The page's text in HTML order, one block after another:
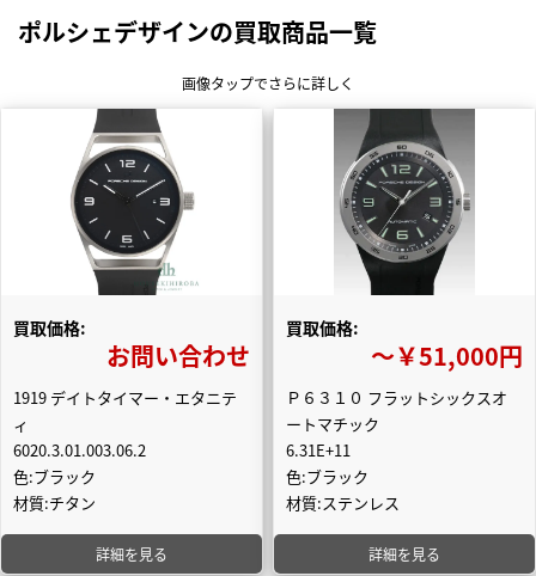
ポルシェデザインの買取商品一覧
画像タップでさらに詳しく
買取価格:
お問い合わせ
1919 デイトタイマー・エタニテ
ィ
6020.3.01.003.06.2
色:ブラック
材質:チタン
詳細を見る
買取価格:
〜￥51,000円
Ｐ６３１０ フラットシックスオ
ートマチック
6.31E+11
色:ブラック
材質:ステンレス
詳細を見る